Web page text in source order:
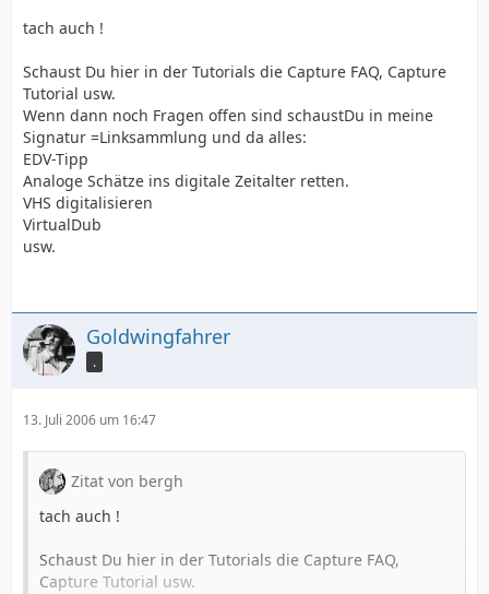
tach auch !
Schaust Du hier in der Tutorials die Capture FAQ, Capture
Tutorial usw.
Wenn dann noch Fragen offen sind schaustDu in meine
Signatur =Linksammlung und da alles:
EDV-Tipp
Analoge Schätze ins digitale Zeitalter retten.
VHS digitalisieren
VirtualDub
usw.
Goldwingfahrer
.
13. Juli 2006 um 16:47
Zitat von bergh
tach auch !
Schaust Du hier in der Tutorials die Capture FAQ,
Capture Tutorial usw.